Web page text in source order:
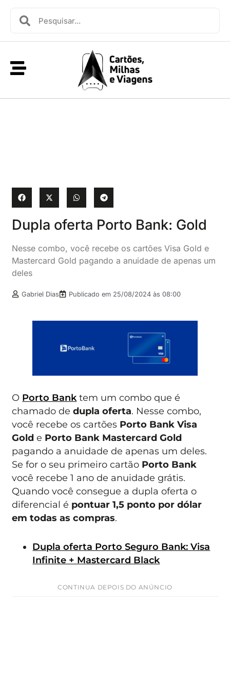
Dupla oferta Porto Bank: Gold
Nesse combo, você recebe os cartões Visa Gold e
Mastercard Gold pagando a anuidade de apenas um
deles
Gabriel Dias Publicado em 25/08/2024 às 08:00
O Porto Bank tem um combo que é
chamado dedupla oferta. Nesse combo,
você recebe os cartões Porto Bank Visa
Gold e Porto Bank Mastercard Gold
pagando a anuidade de apenas um deles.
Se for o seu primeiro cartão Porto Bank
você recebe 1 ano de anuidade grátis.
Quando você consegue a dupla oferta o
diferencial é pontuar 1,5 ponto por dólar
em todas as compras.
Dupla oferta Porto Seguro Bank: Visa
Infinite + Mastercard Black
CONTINUA DEPOIS DO ANÚNCIO